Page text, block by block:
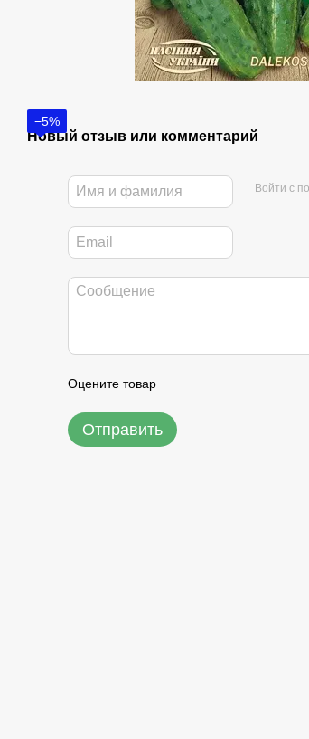
−5%
Новый отзыв или комментарий
Войти с
Оцените товар
Отправить